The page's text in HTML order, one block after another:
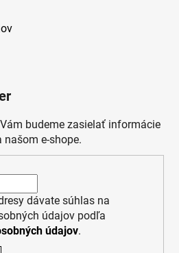
budeme zasielať informácie
e-shope.
dávate súhlas na
údajov podľa
údajov.